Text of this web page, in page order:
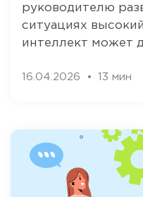
руководителю
ситуациях
интеллект может
16.04.2026 13 мин